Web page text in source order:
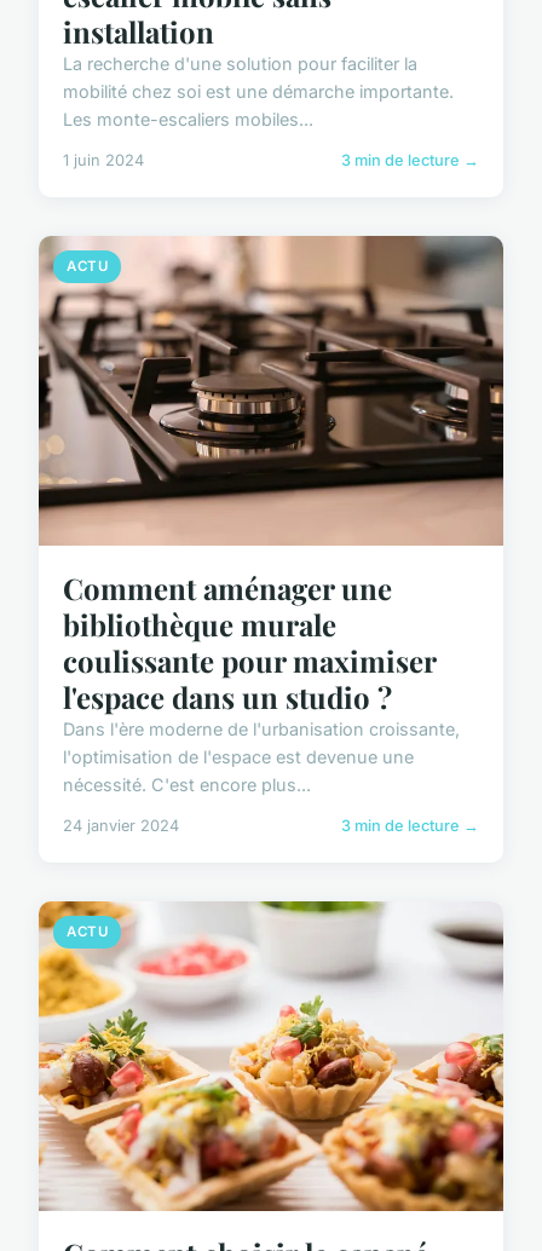
installation
La recherche d'une solution pour faciliter la
mobilité chez soi est une démarche importante.
Les monte-escaliers mobiles...
1 juin 2024 3 min de lecture →
ACTU
Comment aménager une
bibliothèque murale
coulissante pour maximiser
l'espace dans un studio ?
Dans l'ère moderne de l'urbanisation croissante,
l'optimisation de l'espace est devenue une
nécessité. C'est encore plus...
24 janvier 2024 3 min de lecture →
ACTU